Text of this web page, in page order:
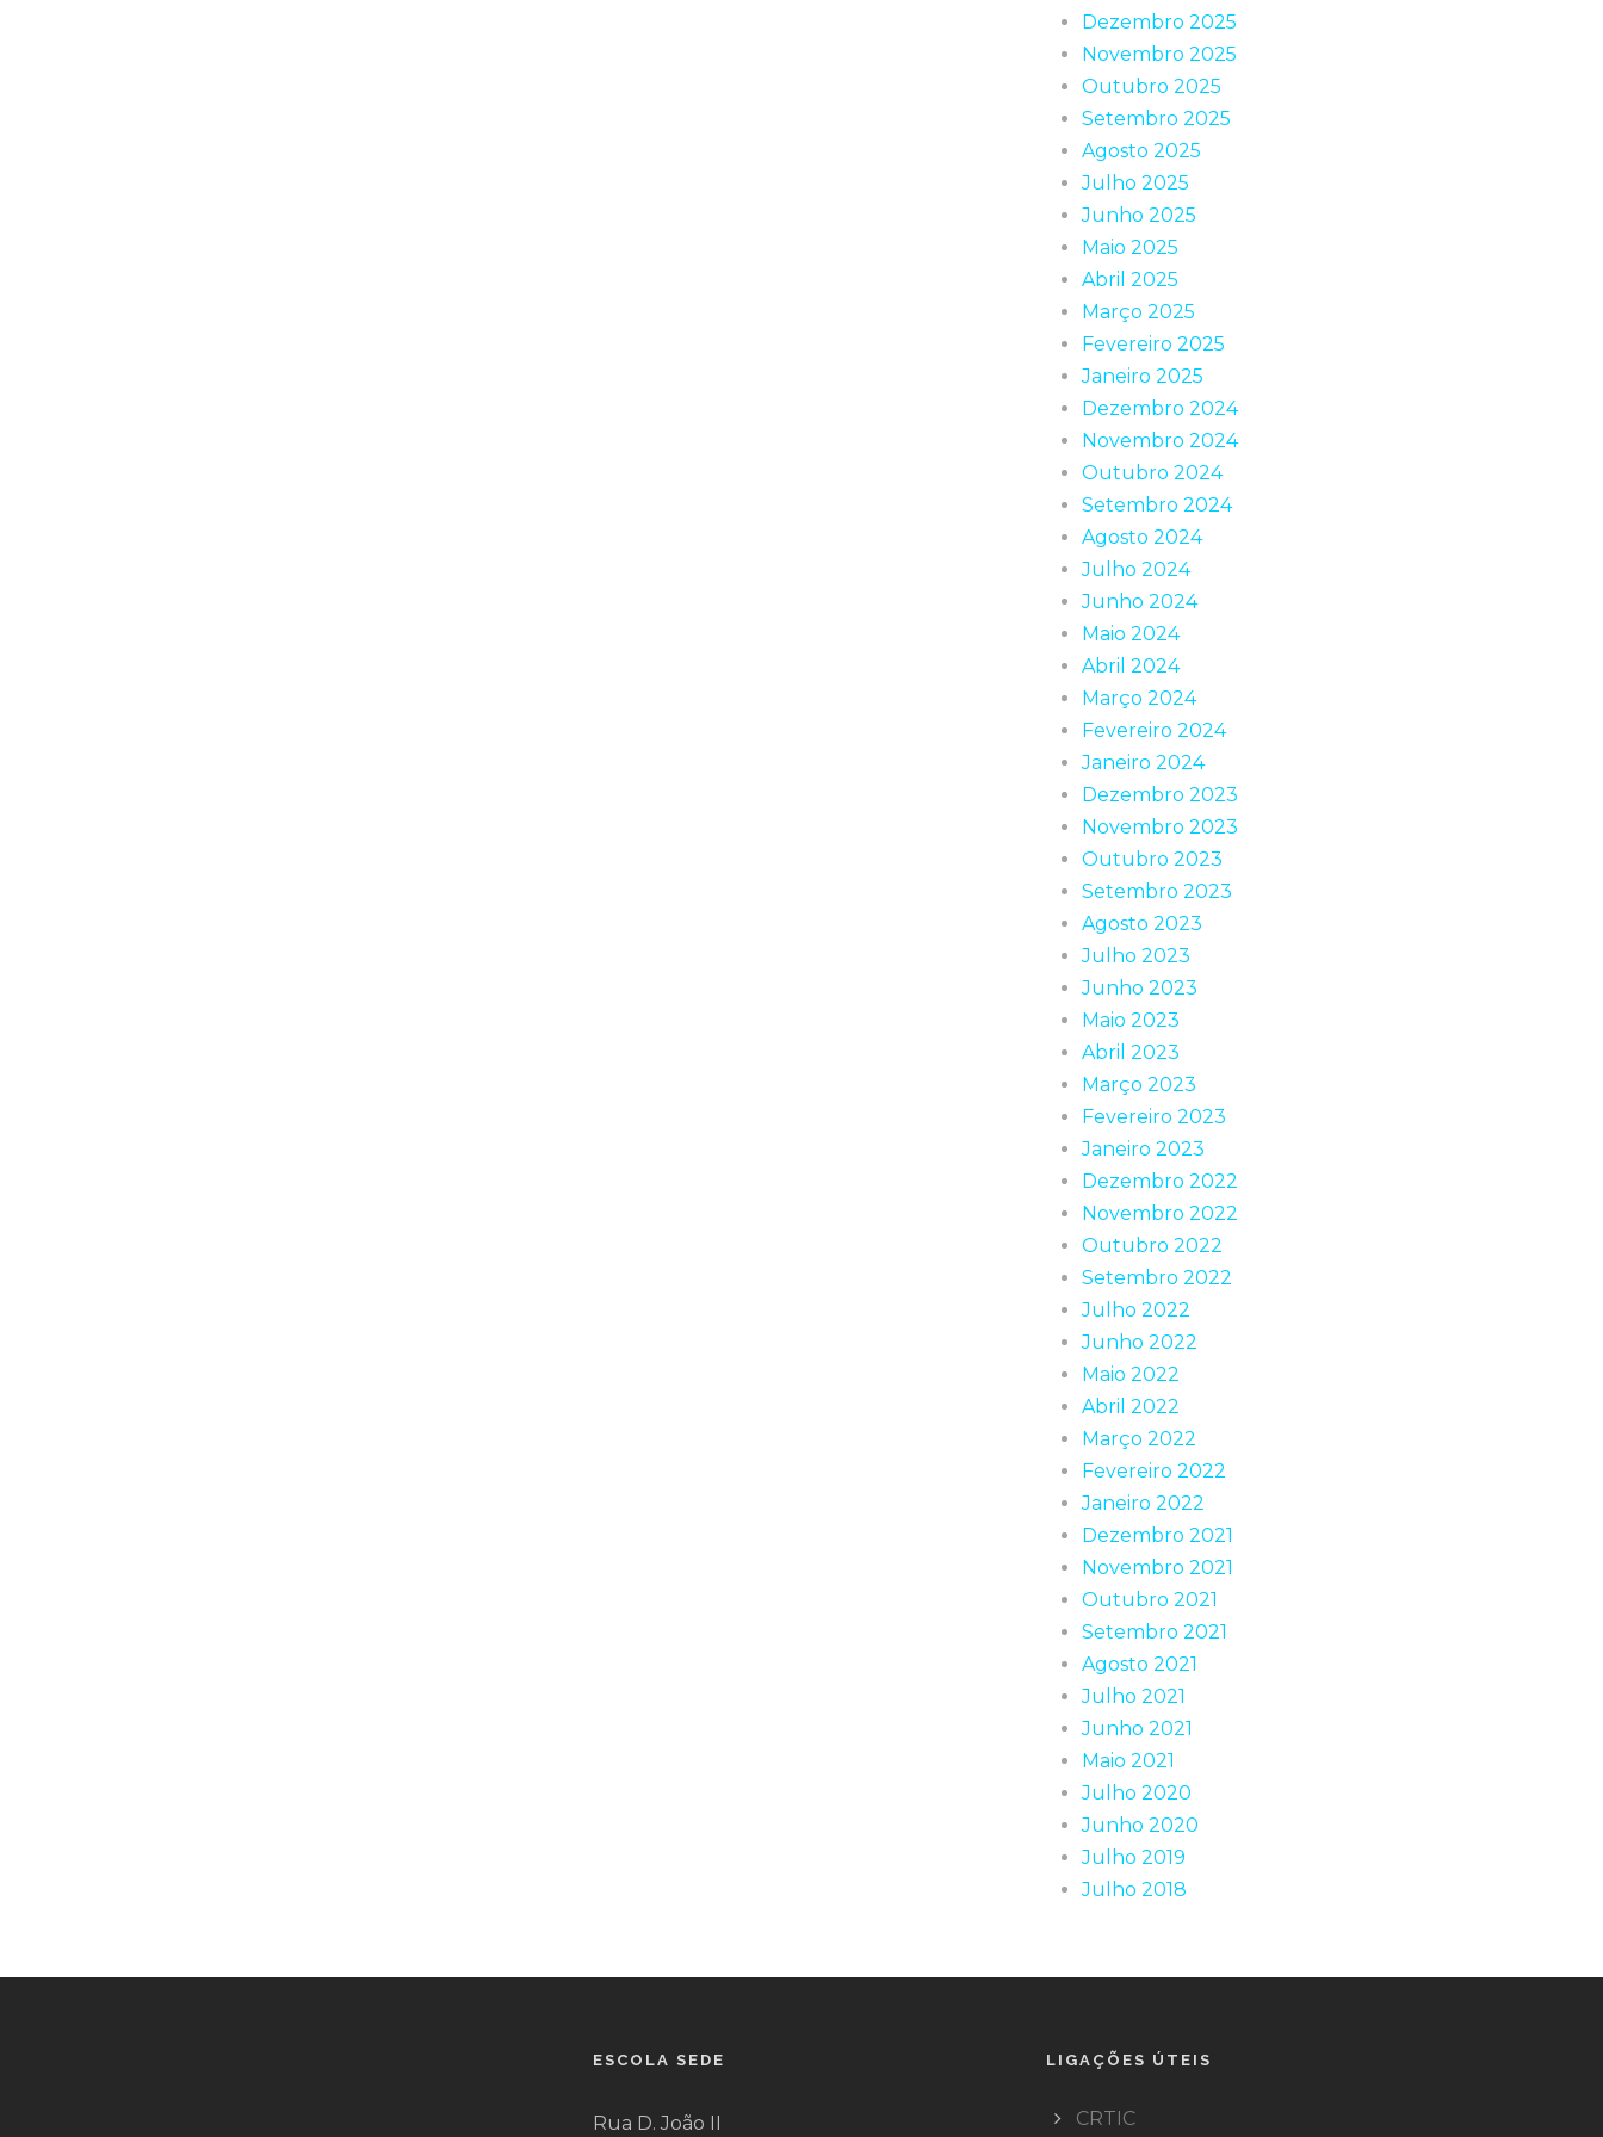
Dezembro 2025
Novembro 2025
Outubro 2025
Setembro 2025
Agosto 2025
Julho 2025
Junho 2025
Maio 2025
Abril 2025
Março 2025
Fevereiro 2025
Janeiro 2025
Dezembro 2024
Novembro 2024
Outubro 2024
Setembro 2024
Agosto 2024
Julho 2024
Junho 2024
Maio 2024
Abril 2024
Março 2024
Fevereiro 2024
Janeiro 2024
Dezembro 2023
Novembro 2023
Outubro 2023
Setembro 2023
Agosto 2023
Julho 2023
Junho 2023
Maio 2023
Abril 2023
Março 2023
Fevereiro 2023
Janeiro 2023
Dezembro 2022
Novembro 2022
Outubro 2022
Setembro 2022
Julho 2022
Junho 2022
Maio 2022
Abril 2022
Março 2022
Fevereiro 2022
Janeiro 2022
Dezembro 2021
Novembro 2021
Outubro 2021
Setembro 2021
Agosto 2021
Julho 2021
Junho 2021
Maio 2021
Julho 2020
Junho 2020
Julho 2019
Julho 2018
ESCOLA SEDE
Rua D. João II
LIGAÇÕES ÚTEIS
CRTIC